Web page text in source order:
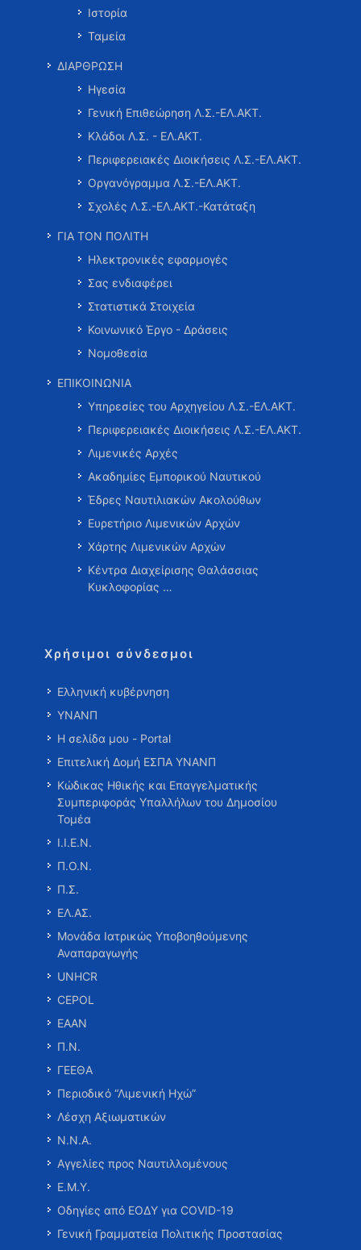
Ιστορία
Ταμεία
ΔΙΑΡΘΡΩΣΗ
Ηγεσία
Γενική Επιθεώρηση Λ.Σ.-ΕΛ.ΑΚΤ.
Κλάδοι Λ.Σ. - ΕΛ.ΑΚΤ.
Περιφερειακές Διοικήσεις Λ.Σ.-ΕΛ.ΑΚΤ.
Οργανόγραμμα Λ.Σ.-ΕΛ.ΑΚΤ.
Σχολές Λ.Σ.-ΕΛ.ΑΚΤ.-Κατάταξη
ΓΙΑ ΤΟΝ ΠΟΛΙΤΗ
Ηλεκτρονικές εφαρμογές
Σας ενδιαφέρει
Στατιστικά Στοιχεία
Κοινωνικό Έργο - Δράσεις
Νομοθεσία
ΕΠΙΚΟΙΝΩΝΙΑ
Υπηρεσίες του Αρχηγείου Λ.Σ.-ΕΛ.ΑΚΤ.
Περιφερειακές Διοικήσεις Λ.Σ.-ΕΛ.ΑΚΤ.
Λιμενικές Αρχές
Ακαδημίες Εμπορικού Ναυτικού
Έδρες Ναυτιλιακών Ακολούθων
Ευρετήριο Λιμενικών Αρχών
Χάρτης Λιμενικών Αρχών
Κέντρα Διαχείρισης Θαλάσσιας
Κυκλοφορίας …
Χρήσιμοι σύνδεσμοι
Ελληνική κυβέρνηση
ΥΝΑΝΠ
Η σελίδα μου - Portal
Επιτελική Δομή ΕΣΠΑ ΥΝΑΝΠ
Κώδικας Ηθικής και Επαγγελματικής
Συμπεριφοράς Υπαλλήλων του Δημοσίου
Τομέα
Ι.Ι.Ε.Ν.
Π.Ο.Ν.
Π.Σ.
ΕΛ.ΑΣ.
Μονάδα Ιατρικώς Υποβοηθούμενης
Αναπαραγωγής
UNHCR
CEPOL
ΕΑΑΝ
Π.Ν.
ΓΕΕΘΑ
Περιοδικό “Λιμενική Ηχώ”
Λέσχη Αξιωματικών
Ν.Ν.Α.
Αγγελίες προς Ναυτιλλομένους
Ε.Μ.Υ.
Οδηγίες από ΕΟΔΥ για COVID-19
Γενική Γραμματεία Πολιτικής Προστασίας